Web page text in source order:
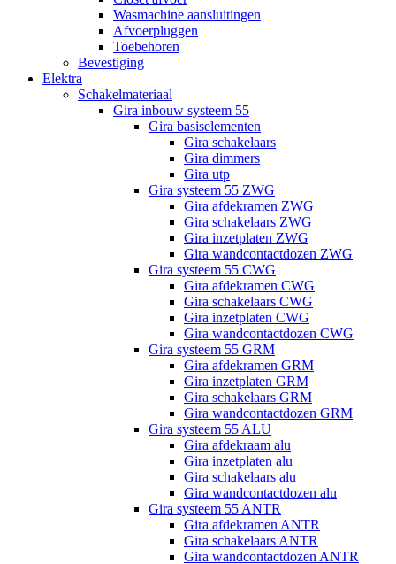
Wasmachine aansluitingen
Afvoerpluggen
Toebehoren
Bevestiging
Elektra
Schakelmateriaal
Gira inbouw systeem 55
Gira basiselementen
Gira schakelaars
Gira dimmers
Gira utp
Gira systeem 55 ZWG
Gira afdekramen ZWG
Gira schakelaars ZWG
Gira inzetplaten ZWG
Gira wandcontactdozen ZWG
Gira systeem 55 CWG
Gira afdekramen CWG
Gira schakelaars CWG
Gira inzetplaten CWG
Gira wandcontactdozen CWG
Gira systeem 55 GRM
Gira afdekramen GRM
Gira inzetplaten GRM
Gira schakelaars GRM
Gira wandcontactdozen GRM
Gira systeem 55 ALU
Gira afdekraam alu
Gira inzetplaten alu
Gira schakelaars alu
Gira wandcontactdozen alu
Gira systeem 55 ANTR
Gira afdekramen ANTR
Gira schakelaars ANTR
Gira wandcontactdozen ANTR